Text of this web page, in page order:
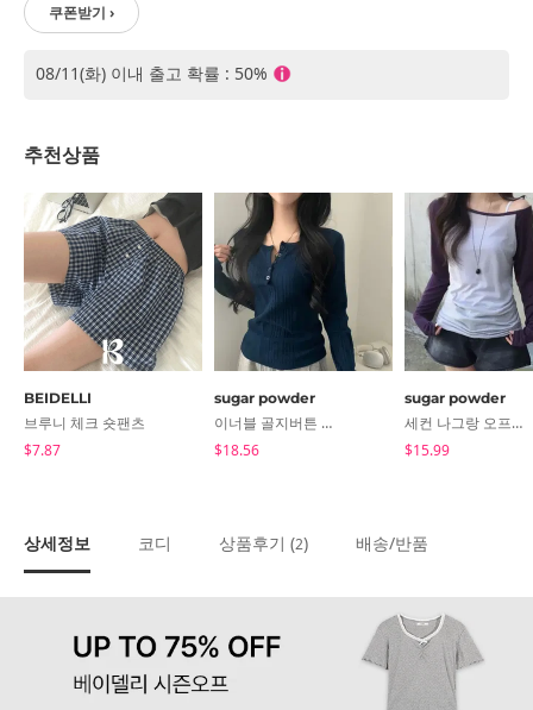
쿠폰받기 ›
08/11(화) 이내 출고 확률 : 50%
추천상품
BEIDELLI
브루니 체크 숏팬츠
$7.87
sugar powder
이너블 골지버튼 여리핏 긴팔니트, 티셔츠 - 4color
$18.56
sugar powder
세컨 나그랑 오프숄더 긴팔티셔츠 - 3color
$15.99
상세정보 코디 상품후기 (2) 배송/반품